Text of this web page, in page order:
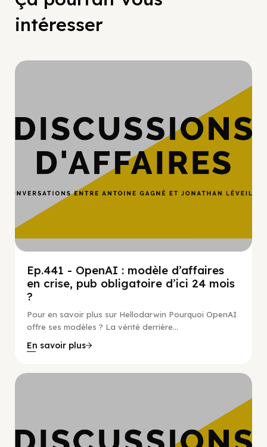
intéresser
Ep.441 - OpenAI : modèle d’affaires
en crise, pub obligatoire d’ici 24 mois
?
Pour en savoir plus sur Hellodarwin Pourquoi OpenAI
offre ses modèles ? La vérité derrière...
En savoir plus